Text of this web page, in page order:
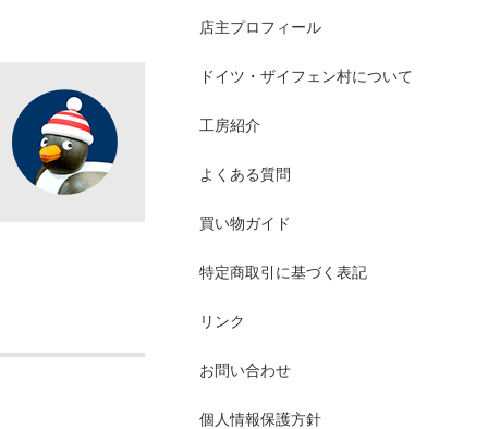
店主プロフィール
ドイツ・ザイフェン村について
工房紹介
よくある質問
買い物ガイド
特定商取引に基づく表記
リンク
お問い合わせ
個人情報保護方針